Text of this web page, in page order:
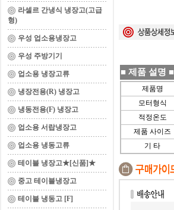
라셀르 간냉식 냉장고(고급
형)
우성 업소용냉장고
우성 주방기기
업소용 냉장고류
냉장전용(R) 냉장고
냉동전용(F) 냉장고
업소용 서랍냉장고
업소용 냉동고류
테이블 냉장고★[신품]★
중고 테이블냉장고
테이블 냉동고 [F]
■ 제품 설명 ■
제품명
모터형식
적정온도
제품 사이즈
기 타